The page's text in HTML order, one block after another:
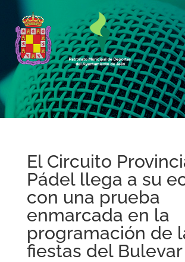
El Circuito
Pádel llega a su
con una prueba
enmarcada en la
programación de
fiestas del Bulevar